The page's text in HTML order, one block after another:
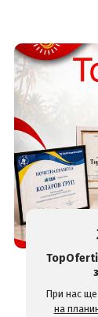
При нас
на